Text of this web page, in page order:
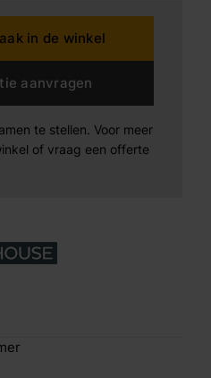
in de winkel
aanvragen
te stellen. Voor meer
of vraag een offerte